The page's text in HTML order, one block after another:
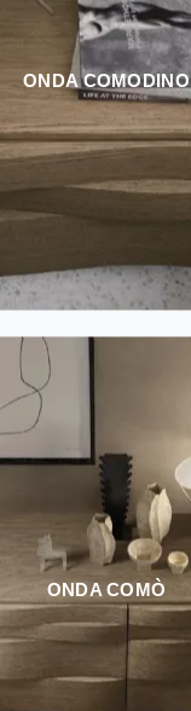
ONDA COMODINO
ONDA COMÒ